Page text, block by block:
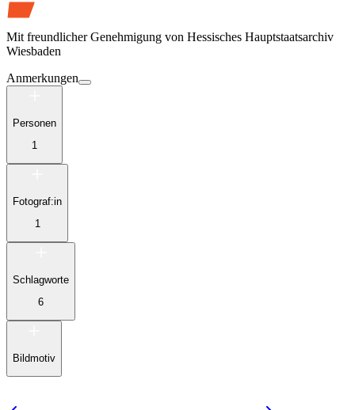
Mit freundlicher Genehmigung von Hessisches Hauptstaatsarchiv
Wiesbaden
Anmerkungen
Personen
1
Fotograf:in
1
Schlagworte
6
Bildmotiv